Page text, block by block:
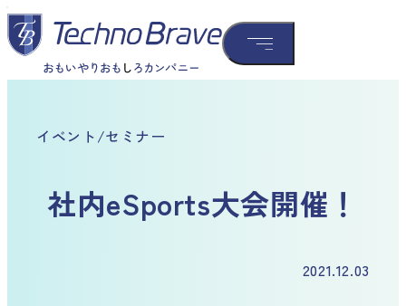
イベント/セミナー
社内eSports大会開催！
2021.12.03